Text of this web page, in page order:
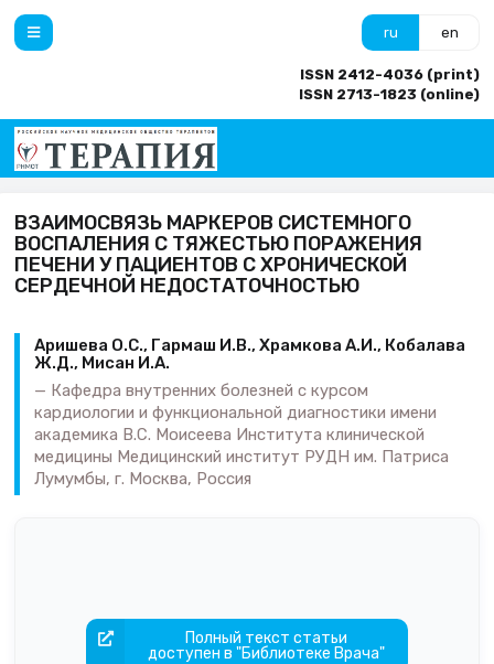
ru en
ISSN 2412-4036 (print)
ISSN 2713-1823 (online)
ВЗАИМОСВЯЗЬ МАРКЕРОВ СИСТЕМНОГО
ВОСПАЛЕНИЯ С ТЯЖЕСТЬЮ ПОРАЖЕНИЯ
ПЕЧЕНИ У ПАЦИЕНТОВ С ХРОНИЧЕСКОЙ
СЕРДЕЧНОЙ НЕДОСТАТОЧНОСТЬЮ
Аришева О.С., Гармаш И.В., Храмкова А.И., Кобалава
Ж.Д., Мисан И.А.
Кафедра внутренних болезней с курсом
кардиологии и функциональной диагностики имени
академика В.С. Моисеева Института клинической
медицины Медицинский институт РУДН им. Патриса
Лумумбы, г. Москва, Россия
Полный текст статьи
доступен в "Библиотеке Врача"